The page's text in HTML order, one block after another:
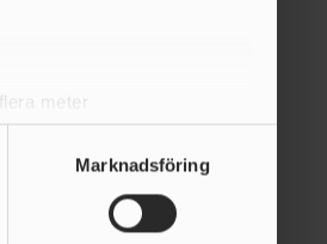
meter
. Du kan ändra
Marknadsföring